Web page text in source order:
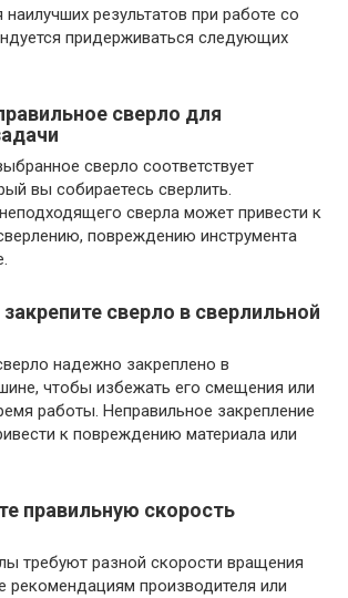
результатов при работе со
придерживаться следующих
сверло для
сверло соответствует
вы собираетесь сверлить.
сверла может привести к
повреждению инструмента
сверло в сверлильной
надежно закреплено в
чтобы избежать его смещения или
работы. Неправильное закрепление
к повреждению материала или
правильную скорость
требуют разной скорости вращения
рекомендациям производителя или